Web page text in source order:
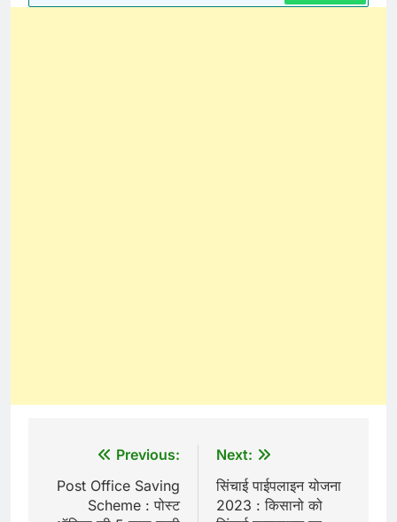
navigation
Previous:
Post Office Saving
Scheme : पोस्ट
Next:
सिंचाई पाईपलाइन योजना
2023 : किसानो को